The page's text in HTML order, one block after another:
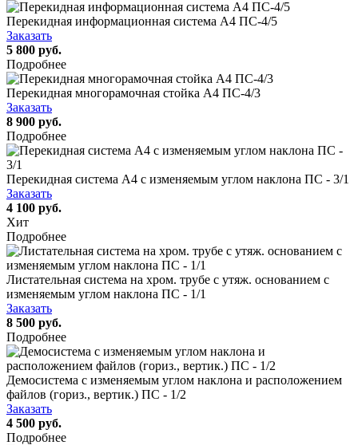
Перекидная информационная система А4 ПС-4/5
Заказать
5 800 руб.
Подробнее
Перекидная многорамочная стойка А4 ПС-4/3
Заказать
8 900 руб.
Подробнее
Перекидная система А4 c изменяемым углом наклона ПС - 3/1
Заказать
4 100 руб.
Хит
Подробнее
Листательная система на хром. трубе с утяж. основанием с
изменяемым углом наклона ПС - 1/1
Заказать
8 500 руб.
Подробнее
Демосистема с изменяемым углом наклона и расположением
файлов (гориз., вертик.) ПС - 1/2
Заказать
4 500 руб.
Подробнее